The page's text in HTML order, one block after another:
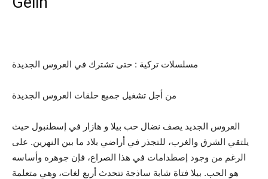
مسلسلات تركية : حتى تشترك في العروس الجديدة
من أجل تشغيل جميع حلقات العروس الجديدة
العروس الجديد يصف نضال حب بيلا و هازار في إسطنبول حيث
يلتقي الشرق والغرب، للتجذر في أراضي بلاد ما بين النهرين. على
الرغم من وجود إصطدامات في هذا الصراع، فإن جوهره وأساسه
هو الحب. بيلا فتاة شابة ساذجة تتحدث أربع لغات، وهي متعلمة